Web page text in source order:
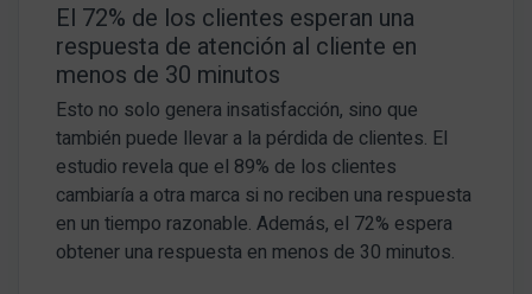
El 72% de los clientes esperan una
respuesta de atención al cliente en
menos de 30 minutos
Esto no solo genera insatisfacción, sino que
también puede llevar a la pérdida de clientes. El
estudio revela que el 89% de los clientes
cambiaría a otra marca si no reciben una respuesta
en un tiempo razonable. Además, el 72% espera
obtener una respuesta en menos de 30 minutos.